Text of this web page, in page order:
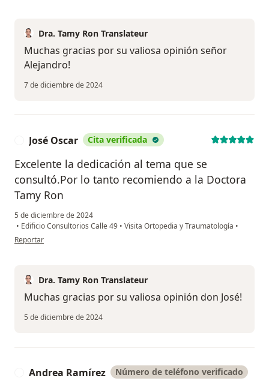
Dra. Tamy Ron Translateur
Muchas gracias por su valiosa opinión señor
Alejandro!
7 de diciembre de 2024
José Oscar Cita verificada
Excelente la dedicación al tema que se
consultó.Por lo tanto recomiendo a la Doctora
Tamy Ron
5 de diciembre de 2024
• Edificio Consultorios Calle 49 • Visita Ortopedia y Traumatología •
en opinión del usuario José Oscar
Reportar
Dra. Tamy Ron Translateur
Muchas gracias por su valiosa opinión don José!
5 de diciembre de 2024
Andrea Ramírez Número de teléfono verificado